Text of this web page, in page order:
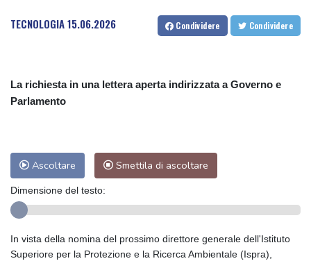
Bolivia, il presidente conservatore difende il suo governo
TECNOLOGIA15.06.2026 Condividere Condividere
La richiesta in una lettera aperta indirizzata a Governo e
Parlamento
Ascoltare Smettila di ascoltare
Dimensione del testo:
In vista della nomina del prossimo direttore generale dell'Istituto
Superiore per la Protezione e la Ricerca Ambientale (Ispra),